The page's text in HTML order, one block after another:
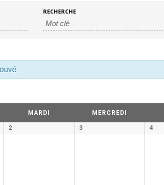
RECHERCHE
MARDI MERCREDI
2 3 4